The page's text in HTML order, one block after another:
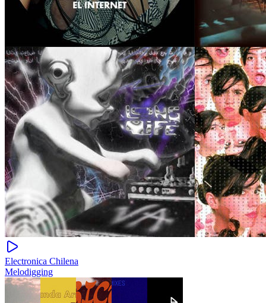
Electronica Chilena
Melodigging